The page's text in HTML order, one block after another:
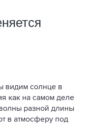
видим солнце в
как на самом деле
разной длины
в атмосферу под